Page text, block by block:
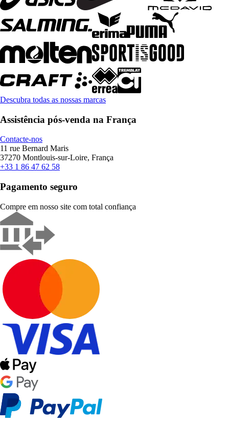
Descubra todas as nossas marcas
Assistência pós-venda na França
Contacte-nos
11 rue Bernard Maris
37270 Montlouis-sur-Loire, França
+33 1 86 47 62 58
Pagamento seguro
Compre em nosso site com total confiança